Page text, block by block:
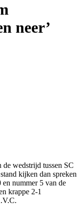
neer’
wedstrijd tussen SC
kijken dan spreken
en nummer 5 van de
krappe 2-1